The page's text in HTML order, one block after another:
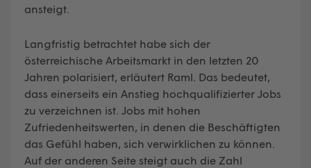
ansteigt.
Langfristig betrachtet habe sich der
österreichische Arbeitsmarkt in den letzten 20
Jahren polarisiert, erläutert Raml. Das bedeutet,
dass einerseits ein Anstieg hochqualifizierter Jobs
zu verzeichnen ist. Jobs mit hohen
Zufriedenheitswerten, in denen die Beschäftigten
das Gefühl haben, sich verwirklichen zu können.
Auf der anderen Seite steigt auch die Zahl